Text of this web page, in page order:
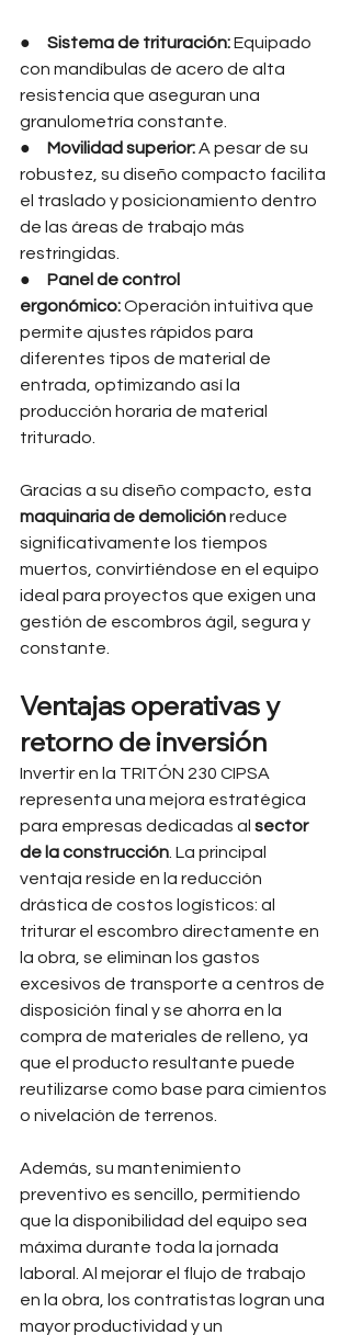
● Sistema de trituración: Equipado
con mandíbulas de acero de alta
resistencia que aseguran una
granulometría constante.
● Movilidad superior: A pesar de su
robustez, su diseño compacto facilita
el traslado y posicionamiento dentro
de las áreas de trabajo más
restringidas.
● Panel de control
ergonómico: Operación intuitiva que
permite ajustes rápidos para
diferentes tipos de material de
entrada, optimizando así la
producción horaria de material
triturado.
Gracias a su diseño compacto, esta
maquinaria de demolición reduce
significativamente los tiempos
muertos, convirtiéndose en el equipo
ideal para proyectos que exigen una
gestión de escombros ágil, segura y
constante.
Ventajas operativas y
retorno de inversión
Invertir en la TRITÓN 230 CIPSA
representa una mejora estratégica
para empresas dedicadas al sector
de la construcción . La principal
ventaja reside en la reducción
drástica de costos logísticos: al
triturar el escombro directamente en
la obra, se eliminan los gastos
excesivos de transporte a centros de
disposición final y se ahorra en la
compra de materiales de relleno, ya
que el producto resultante puede
reutilizarse como base para cimientos
o nivelación de terrenos.
Además, su mantenimiento
preventivo es sencillo, permitiendo
que la disponibilidad del equipo sea
máxima durante toda la jornada
laboral. Al mejorar el flujo de trabajo
en la obra, los contratistas logran una
mayor productividad y un